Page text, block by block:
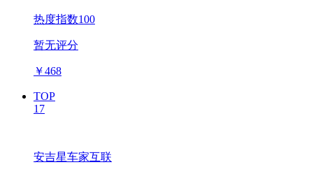
热度指数100
暂无评分
￥468
TOP
17
安吉星车家互联